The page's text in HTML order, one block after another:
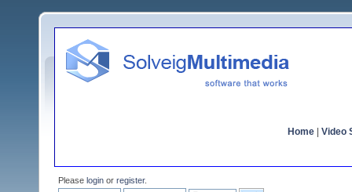
Home Video
Please login or register.